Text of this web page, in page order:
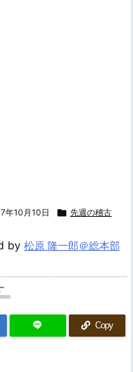
年10月10日  先週の稽古
by 松原 隆一郎＠総本部
Copy